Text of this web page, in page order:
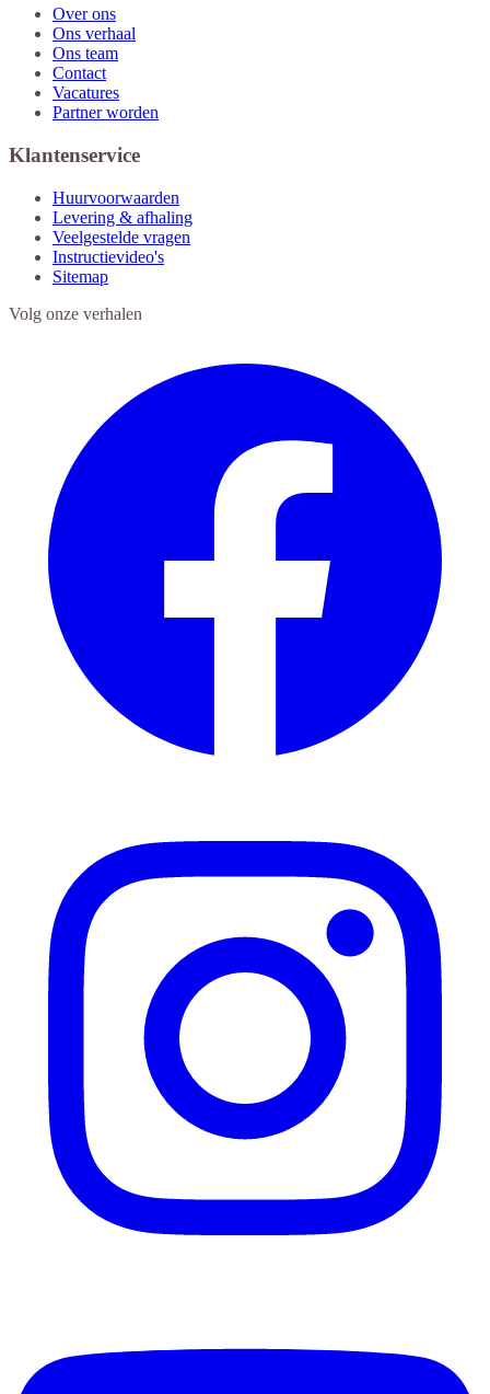
Over ons
Ons verhaal
Ons team
Contact
Vacatures
Partner worden
Klantenservice
Huurvoorwaarden
Levering & afhaling
Veelgestelde vragen
Instructievideo's
Sitemap
Volg onze verhalen